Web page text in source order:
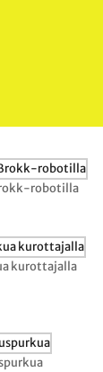
robotilla
kurottajalla